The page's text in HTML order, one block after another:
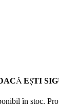
EŞTI
în stoc.